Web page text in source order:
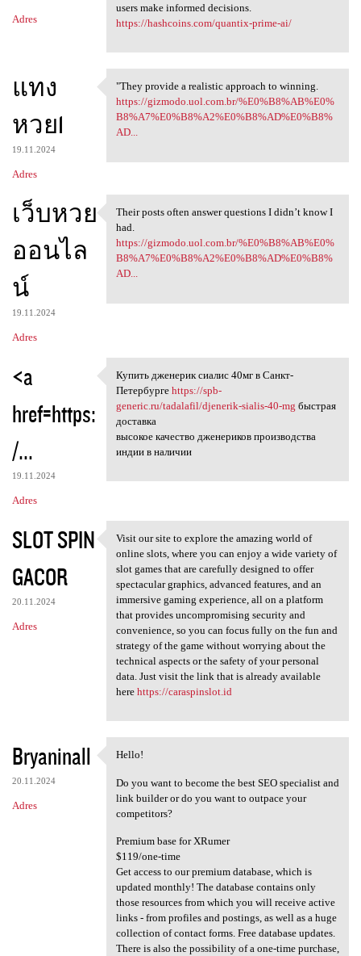
Adres
users make informed decisions.
https://hashcoins.com/quantix-prime-ai/
แทง
หวย1
19.11.2024
Adres
"They provide a realistic
"They provide a realistic approach to winning.
https://gizmodo.uol.com.br/%E0%B8%AB%E0%
B8%A7%E0%B8%A2%E0%B8%AD%E0%B8%
AD...
เว็บหวย
ออนไล
น์
19.11.2024
Adres
Their posts often answer
Their posts often answer questions I didn’t know I
had.
https://gizmodo.uol.com.br/%E0%B8%AB%E0%
B8%A7%E0%B8%A2%E0%B8%AD%E0%B8%
AD...
<a
href=https:
/...
19.11.2024
Adres
Купить дженерик сиалис 40мг в
Купить дженерик сиалис 40мг в Санкт-
Петербурге https://spb-
generic.ru/tadalafil/djenerik-sialis-40-mg быстрая
доставка
высокое качество дженериков производства
индии в наличии
SLOT SPIN
GACOR
20.11.2024
Adres
Visit our site to explore the
Visit our site to explore the amazing world of
online slots, where you can enjoy a wide variety of
slot games that are carefully designed to offer
spectacular graphics, advanced features, and an
immersive gaming experience, all on a platform
that provides uncompromising security and
convenience, so you can focus fully on the fun and
strategy of the game without worrying about the
technical aspects or the safety of your personal
data. Just visit the link that is already available
here https://caraspinslot.id
Bryaninall
20.11.2024
Adres
Hello!
Hello!
Do you want to become the best SEO specialist and
link builder or do you want to outpace your
competitors?
Premium base for XRumer
$119/one-time
Get access to our premium database, which is
updated monthly! The database contains only
those resources from which you will receive active
links - from profiles and postings, as well as a huge
collection of contact forms. Free database updates.
There is also the possibility of a one-time purchase,